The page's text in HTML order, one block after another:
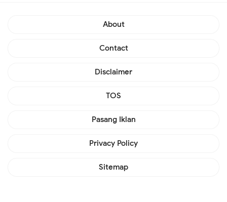
About
Contact
Disclaimer
TOS
Pasang Iklan
Privacy Policy
Sitemap